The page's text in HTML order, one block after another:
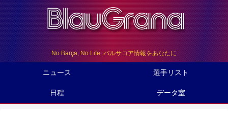
No Barça, No Life. バルサコア情報をあなたに
ニュース 選手リスト
日程 データ室